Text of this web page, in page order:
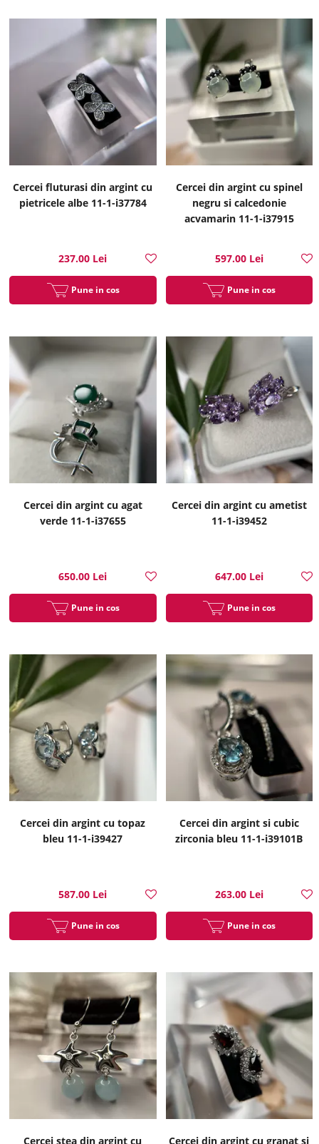
Cercei fluturasi din argint cu
pietricele albe 11-1-i37784
237.00 Lei
Pune in cos
Cercei din argint cu spinel
negru si calcedonie
acvamarin 11-1-i37915
597.00 Lei
Pune in cos
Cercei din argint cu agat
verde 11-1-i37655
650.00 Lei
Pune in cos
Cercei din argint cu ametist
11-1-i39452
647.00 Lei
Pune in cos
Cercei din argint cu topaz
bleu 11-1-i39427
587.00 Lei
Pune in cos
Cercei din argint si cubic
zirconia bleu 11-1-i39101B
263.00 Lei
Pune in cos
Cercei stea din argint cu Cercei din argint cu granat si